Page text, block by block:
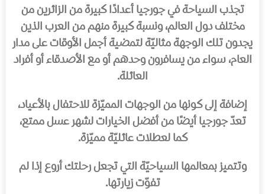
تجذب السياحة في جورجيا أعدادًا كبيرة من الزائرين من
مختلف دول العالم، ونسبة كبيرة منهم من العرب الذين
يجدون تلك الوجهة مثاليّة لتمضية أجمل الأوقات على مدار
العام، سواء من يسافرون وحدهم أو مع الأصدقاء أو أفراد
العائلة.
إضافة إلى كونها من الوجهات المميّزة للاحتفال بالأعياد،
تعدّ جورجيا أيضًا من أفضل الخيارات لشهر عسل ممتع،
كما لعطلات عائليّة مميّزة.
وتتميز بمعالمها السياحيّة التي تجعل رحلتك أروع إذا لم
تفوّت زيارتها.